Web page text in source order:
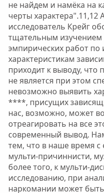
не найдем и намёка на
черты характера".11,12
исследователь Крейг
тщательным
эмпирических работ
характеристикам
приходит к выводу, что
не является при этом
невозможно выявить
****, присущих
нас, возможно, может
отреагировать на все
современный вывод.
тем, что в наше время с
мульти-причиннисти,
более того, к мульти-
исследованию, при
наркомании может